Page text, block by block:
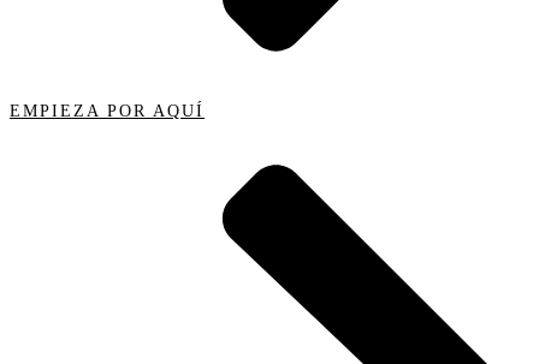
EMPIEZA POR AQUÍ